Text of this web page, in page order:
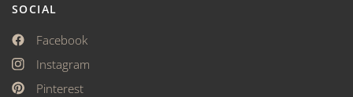
SOCIAL
Facebook
Instagram
Pinterest